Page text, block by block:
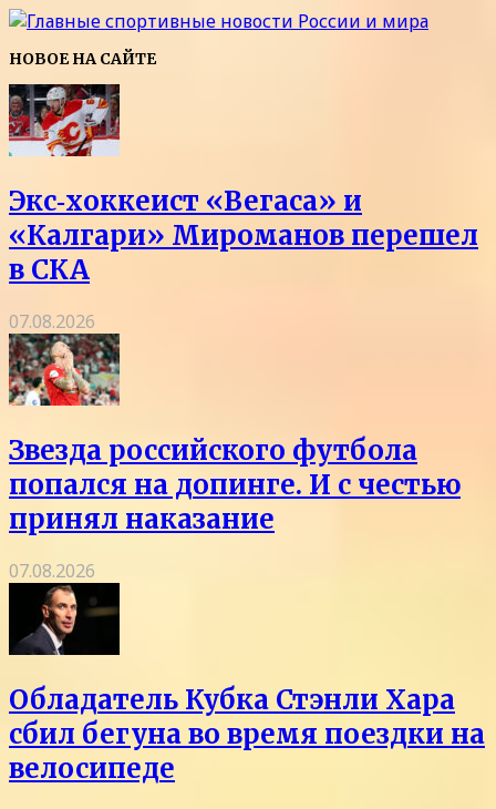
НОВОЕ НА САЙТЕ
Экс‑хоккеист «Вегаса» и
«Калгари» Мироманов перешел
в СКА
07.08.2026
Звезда российского футбола
попался на допинге. И с честью
принял наказание
07.08.2026
Обладатель Кубка Стэнли Хара
сбил бегуна во время поездки на
велосипеде